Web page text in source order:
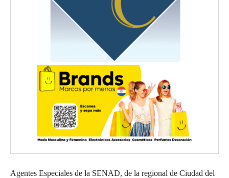
Agentes Especiales de la SENAD, de la regional de Ciudad del